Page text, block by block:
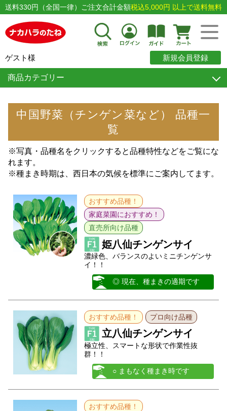
送料330円（全国一律）ご注文合計金額税込5,000円 以上で送料無料
ゲスト様 新規会員登録
商品カテゴリー
中国野菜（チンゲン菜など） 品種一
覧
※写真・品種名をクリックすると品種特性などをご覧にな
れます。
※種まき時期は、西日本の気候を標準にご案内してます。
おすすめ品種！
家庭菜園におすすめ！
直売所向け品種
姫八仙チンゲンサイ
濃緑色、バランスのよいミニチンゲンサ
イ！！
◎ 現在、種まきの適期です
おすすめ品種！ プロ向け品種
立八仙チンゲンサイ
極立性、スマートな形状で作業性抜
群！！
○ まもなく種まき時です
おすすめ品種！